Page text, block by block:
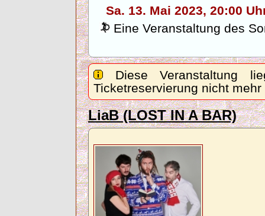
Sa. 13. Mai 2023,
Eine Veranstaltung des
Diese Veranstaltung
Ticketreservierung nicht
LiaB (LOST IN A BAR)